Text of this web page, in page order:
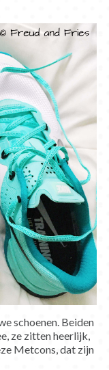
schoenen. Beiden
ze zitten heerlijk,
Metcons, dat zijn